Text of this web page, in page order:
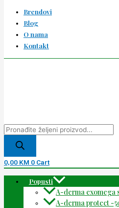
Brendovi
Blog
O nama
Kontakt
0,00 KM 0 Cart
Popusti
A-derma exomega
A-derma protect -